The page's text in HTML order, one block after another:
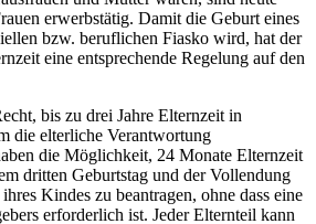
erwerbstätig. Damit die Geburt eines
bzw. beruflichen Fiasko wird, hat der
eine entsprechende Regelung auf den
bis zu drei Jahre Elternzeit in
die elterliche Verantwortung
die Möglichkeit, 24 Monate Elternzeit
dritten Geburtstag und der Vollendung
Kindes zu beantragen, ohne dass eine
erforderlich ist. Jeder Elternteil kann